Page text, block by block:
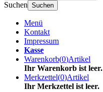
Suchen Suchen
Menü
Kontakt
Impressum
Kasse
Warenkorb(0)Artikel
Ihr Warenkorb ist leer.
Merkzettel(0)Artikel
Ihr Merkzettel ist leer.